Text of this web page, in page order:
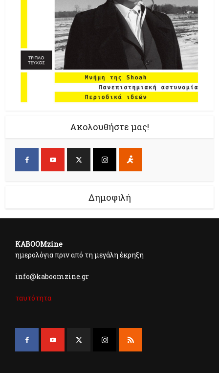
Ακολουθήστε μας!
Δημοφιλή
KABOOMzine
ημερολόγια πριν από τη μεγάλη έκρηξη
info@kaboomzine.gr
ταυτότητα